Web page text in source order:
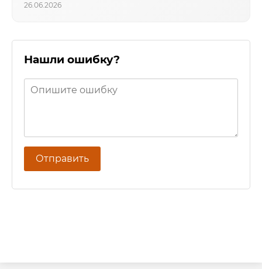
26.06.2026
Нашли ошибку?
Отправить